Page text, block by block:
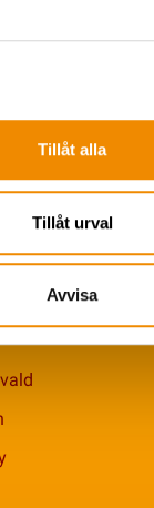
Tillåt alla
Tillåt urval
Avvisa